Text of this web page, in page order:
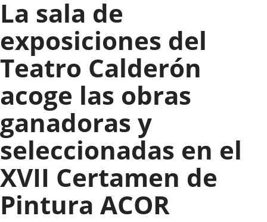
La sala de
exposiciones del
Teatro Calderón
acoge las obras
ganadoras y
seleccionadas en el
XVII Certamen de
Pintura ACOR